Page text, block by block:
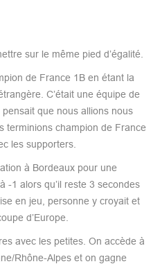
sur le même pied d’égalité.
de France 1B en étant la
C’était une équipe de
que nous allions nous
terminions champion de France
les supporters.
à Bordeaux pour une
-1 alors qu’il reste 3 secondes
en jeu, personne y croyait et
d’Europe.
avec les petites. On accède à
Rhône-Alpes et on gagne